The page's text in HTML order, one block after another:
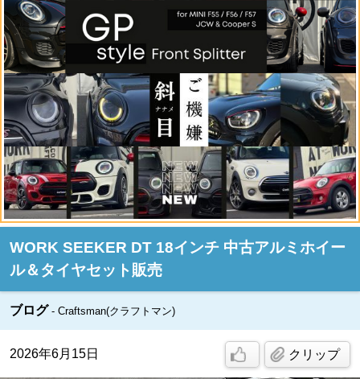
WORK SEEKER DT 18インチ 中古アルミホイー
ル＆タイヤセット販売
ブログ Craftsman(クラフトマン)
2026年6月15日 クリップ